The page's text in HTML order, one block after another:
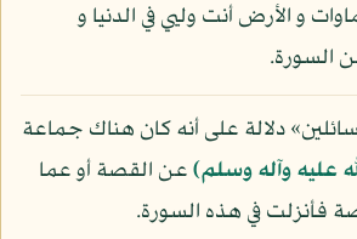
و الأرض أنت وليي في الدنيا و
دلالة على أنه كان هناك جماعة
عليه وآله وسلم)عن القصة أو عما
فأنزلت في هذه السورة.